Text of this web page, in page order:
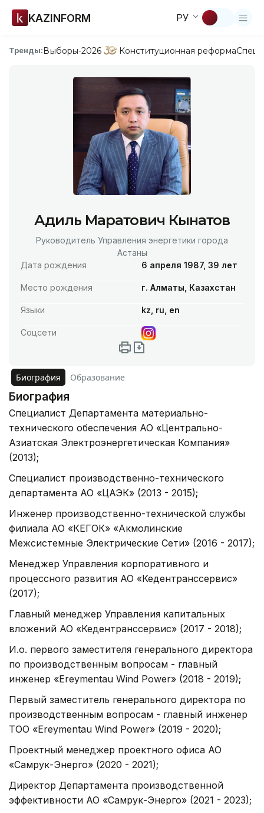
KAZINFORM РУ
Тренды:Выборы-2026 Конституционная реформа
Адиль Маратович Кынатов
Руководитель Управления энергетики города
Астаны
Дата рождения
6 апреля 1987, 39 лет
Место рождения г. Алматы, Казахстан
Языки kz, ru, en
Соцсети
Биография Образование
Биография
Специалист Департамента материально-
технического обеспечения АО «Центрально-
Азиатская Электроэнергетическая Компания»
(2013);
Специалист производственно-технического
департамента АО «ЦАЭК» (2013 - 2015);
Инженер производственно-технической службы
филиала АО «КЕГОК» «Акмолинские
Межсистемные Электрические Сети» (2016 - 2017);
Менеджер Управления корпоративного и
процессного развития АО «Кедентранссервис»
(2017);
Главный менеджер Управления капитальных
вложений АО «Кедентранссервис» (2017 - 2018);
И.о. первого заместителя генерального директора
по производственным вопросам - главный
инженер «Ereymentau Wind Power» (2018 - 2019);
Первый заместитель генерального директора по
производственным вопросам - главный инженер
ТОО «Ereymentau Wind Power» (2019 - 2020);
Проектный менеджер проектного офиса АО
«Самрук-Энерго» (2020 - 2021);
Директор Департамента производственной
эффективности АО «Самрук-Энерго» (2021 - 2023);